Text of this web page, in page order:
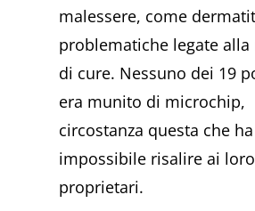
malessere, come
problematiche legate alla
di cure. Nessuno dei 19
era munito di microchip,
circostanza questa che
impossibile risalire ai
proprietari.